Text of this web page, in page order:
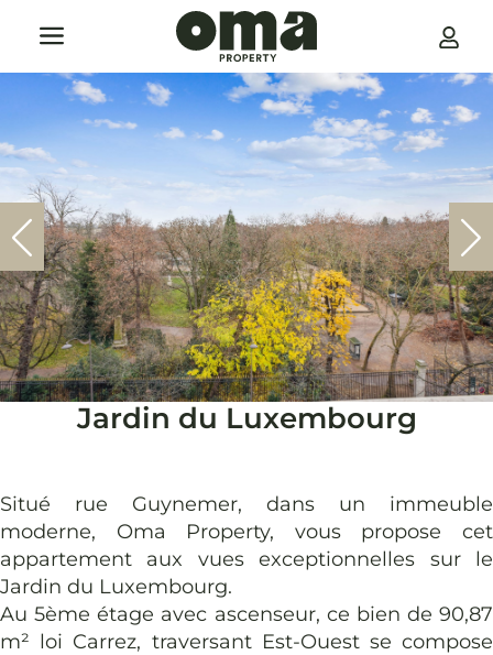
Jardin du Luxembourg
Situé rue Guynemer, dans un immeuble
moderne, Oma Property, vous propose cet
appartement aux vues exceptionnelles sur le
Jardin du Luxembourg.
Au 5ème étage avec ascenseur, ce bien de 90,87
m² loi Carrez, traversant Est-Ouest se compose